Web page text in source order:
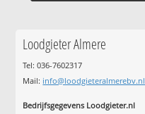
Loodgieter Almere
Tel: 036-7602317
Mail: info@loodgieteralmerebv.nl
Bedrijfsgegevens Loodgieter.nl